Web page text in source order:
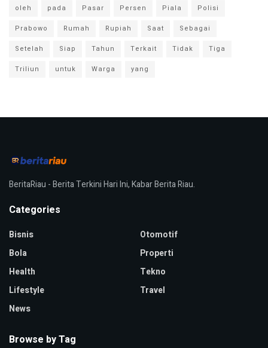
oleh
pada Pasar Persen Piala
Polisi
Prabowo
Rumah Rupiah Saat
Sebagai
Setelah
Siap Tahun Terkait Tidak
Tiga
Triliun
untuk Warga yang
BeritaRiau - Berita Terkini Hari Ini, Kabar Berita Riau.
Categories
Bisnis
Bola
Health
Lifestyle
News
Otomotif
Properti
Tekno
Travel
Browse by Tag